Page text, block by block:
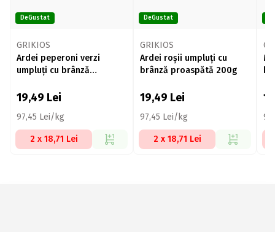
DeGustat
GRIKIOS
Ardei peperoni verzi
umpluți cu brânză
19,49 Lei
97,45 Lei/kg
2 x 18,71 Lei
DeGustat
GRIKIOS
Ardei roșii umpluți cu
brânză proaspătă 200g
19,49 Lei
97,45 Lei/kg
2 x 18,71 Lei